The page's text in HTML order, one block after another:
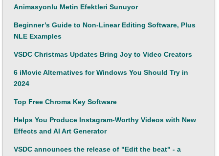
Animasyonlu Metin Efektleri Sunuyor
Beginner’s Guide to Non-Linear Editing Software, Plus
NLE Examples
VSDC Christmas Updates Bring Joy to Video Creators
6 iMovie Alternatives for Windows You Should Try in
2024
Top Free Chroma Key Software
Helps You Produce Instagram-Worthy Videos with New
Effects and AI Art Generator
VSDC announces the release of "Edit the beat" - a